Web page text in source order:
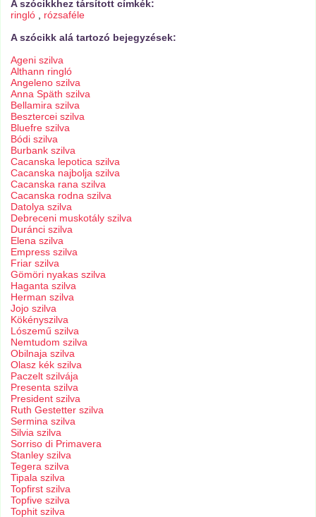
A szócikkhez társított címkék:
ringló , rózsaféle
A szócikk alá tartozó bejegyzések:
Ageni szilva
Althann ringló
Angeleno szilva
Anna Späth szilva
Bellamira szilva
Besztercei szilva
Bluefre szilva
Bódi szilva
Burbank szilva
Cacanska lepotica szilva
Cacanska najbolja szilva
Cacanska rana szilva
Cacanska rodna szilva
Datolya szilva
Debreceni muskotály szilva
Duránci szilva
Elena szilva
Empress szilva
Friar szilva
Gömöri nyakas szilva
Haganta szilva
Herman szilva
Jojo szilva
Kökényszilva
Lószemű szilva
Nemtudom szilva
Obilnaja szilva
Olasz kék szilva
Paczelt szilvája
Presenta szilva
President szilva
Ruth Gestetter szilva
Sermina szilva
Silvia szilva
Sorriso di Primavera
Stanley szilva
Tegera szilva
Tipala szilva
Topfirst szilva
Topfive szilva
Tophit szilva